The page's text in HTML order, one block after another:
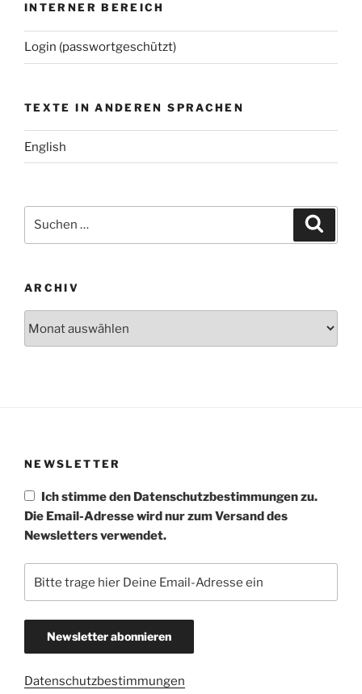
INTERNER BEREICH
Login (passwortgeschützt)
TEXTE IN ANDEREN SPRACHEN
English
nach:
ARCHIV
NEWSLETTER
Ich stimme den Datenschutzbestimmungen zu.
Die Email-Adresse wird nur zum Versand des
Newsletters verwendet.
Datenschutzbestimmungen